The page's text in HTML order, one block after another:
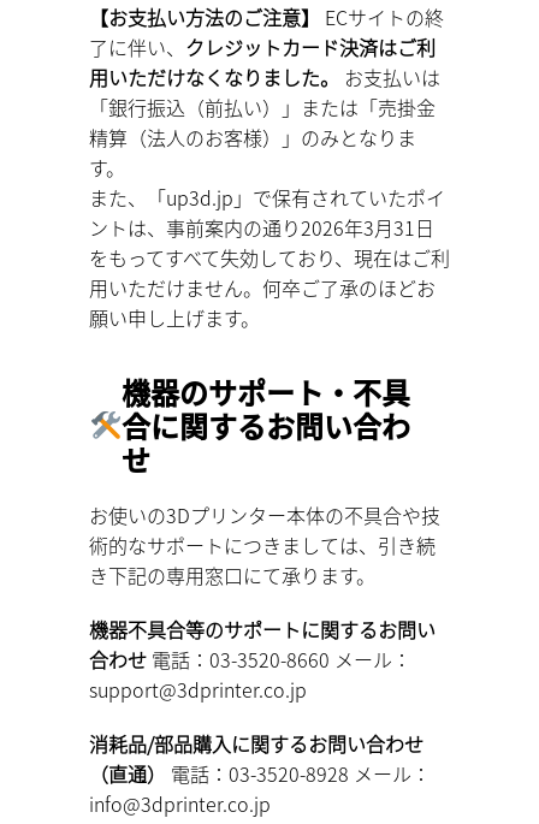
【お支払い方法のご注意】
ECサイトの終
了に伴い、 クレジットカード決済はご利
用いただけなくなりました。
お支払いは
「銀行振込（前払い）」または「売掛金
精算（法人のお客様）」のみとなりま
す。
また、「up3d.jp」で保有されていたポイ
ントは、事前案内の通り2026年3月31日
をもってすべて失効しており、現在はご利
用いただけません。何卒ご了承のほどお
願い申し上げます。
機器のサポート・不具
合に関するお問い合わ
せ
お使いの3Dプリンター本体の不具合や技
術的なサポートにつきましては、引き続
き下記の専用窓口にて承ります。
機器不具合等のサポートに関するお問い
合わせ 電話：03-3520-8660 メール：
support@3dprinter.co.jp
消耗品/部品購入に関するお問い合わせ
（直通）
電話：03-3520-8928 メール：
info@3dprinter.co.jp